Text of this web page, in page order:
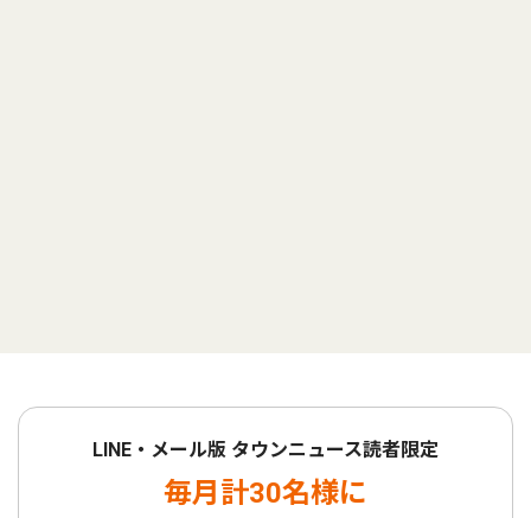
LINE・メール版 タウンニュース読者限定
毎月計30名様に